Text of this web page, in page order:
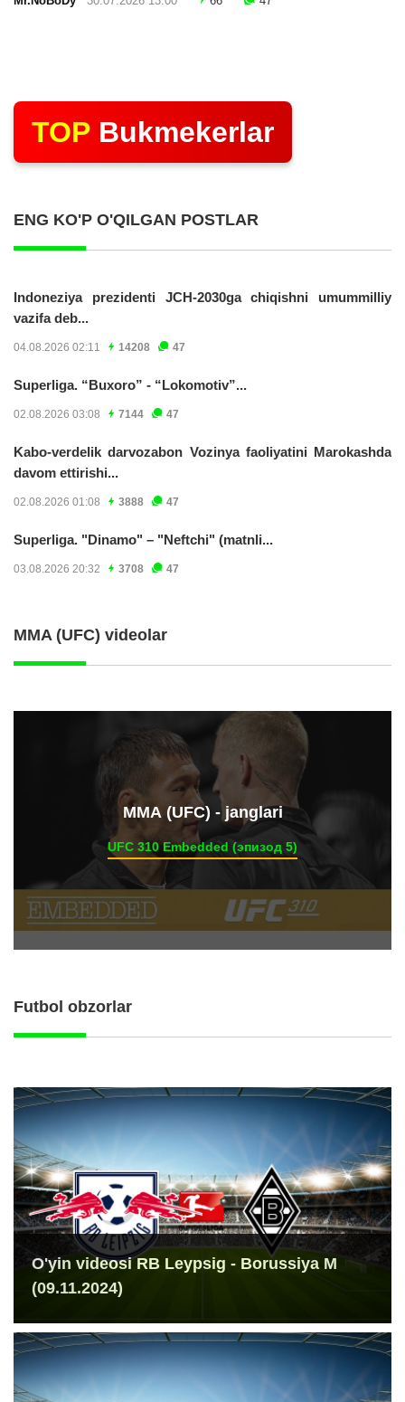
TOP Bukmekerlar
ENG KO'P O'QILGAN POSTLAR
Indoneziya prezidenti JCH-2030ga chiqishni umummilliy
vazifa deb...
04.08.2026 02:11 14208 47
Superliga. “Buxoro” - “Lokomotiv”...
02.08.2026 03:08 7144 47
Kabo-verdelik darvozabon Vozinya faoliyatini Marokashda
davom ettirishi...
02.08.2026 01:08 3888 47
Superliga. "Dinamo" – "Neftchi" (matnli...
03.08.2026 20:32 3708 47
MMA (UFC) videolar
ММА (UFC) - janglari
UFC 310 Embedded (эпизод 5)
Futbol obzorlar
O'yin videosi RB Leypsig - Borussiya M
(09.11.2024)